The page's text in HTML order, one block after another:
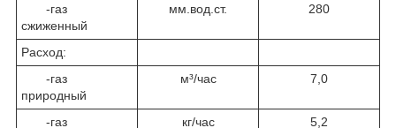
-газ
сжиженный
мм.вод.ст. 280
Расход:
-газ
природный
м³/час 7,0
-газ
кг/час 5,2